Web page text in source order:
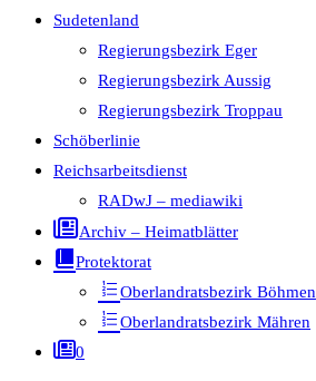
Sudetenland
Regierungsbezirk Eger
Regierungsbezirk Aussig
Regierungsbezirk Troppau
Schöberlinie
Reichsarbeitsdienst
RADwJ – mediawiki
Archiv – Heimatblätter
Protektorat
Oberlandratsbezirk Böhmen
Oberlandratsbezirk Mähren
0